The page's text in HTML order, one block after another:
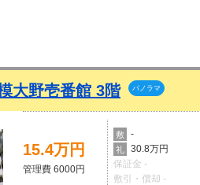
大野壱番館 3階 パノラマ
15.4万円
管理費 6000円
敷 -
礼
30.8万円
保証金 -
敷引・償却 -